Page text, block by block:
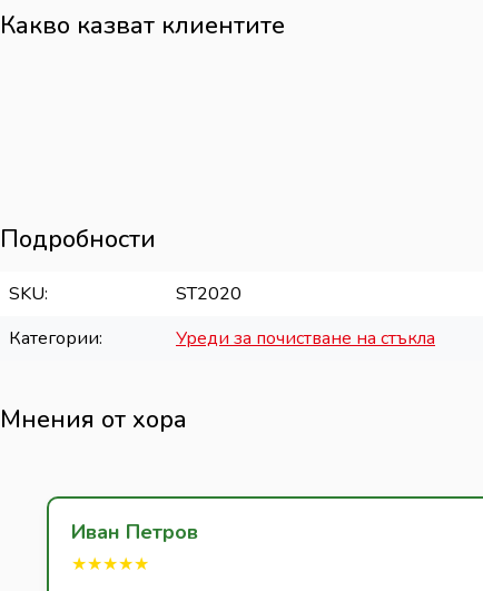
Какво казват клиентите
Подробности
SKU
ST2020
Категории
Уреди за почистване на стъкла
Мнения от хора
Иван Петров
★★★★★